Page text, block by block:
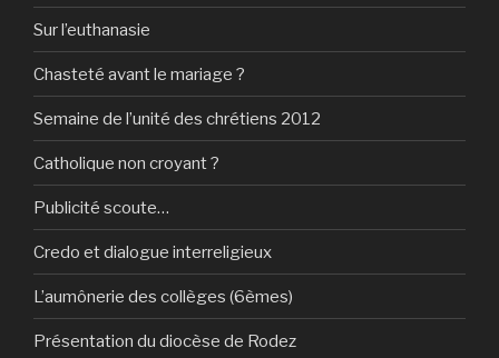
Sur l’euthanasie
Chasteté avant le mariage ?
Semaine de l’unité des chrétiens 2012
Catholique non croyant ?
Publicité scoute…
Credo et dialogue interreligieux
L’aumônerie des collèges (6èmes)
Présentation du diocèse de Rodez